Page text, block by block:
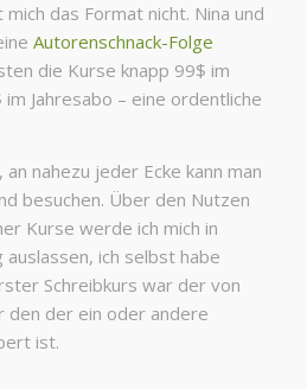
das Format nicht. Nina und
Autorenschnack-Folge
die Kurse knapp 99$ im
Jahresabo – eine ordentliche
nahezu jeder Ecke kann man
besuchen. Über den Nutzen
Kurse werde ich mich in
ich selbst habe
Schreibkurs war der von
den der ein oder andere
ist.